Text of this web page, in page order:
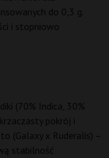
do 0,3 g.
i stopniowo
(70% Indica, 30%
pokrój i
(Galaxy x Ruderalis) –
stabilność